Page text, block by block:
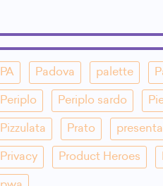
PA Padova palette
Periplo Periplo sardo
Pizzulata Prato
Privacy Product Heroes